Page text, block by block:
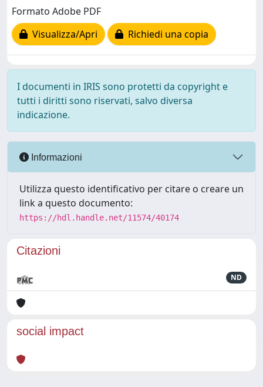
Formato Adobe PDF
Visualizza/Apri
Richiedi una copia
I documenti in IRIS sono protetti da copyright e
tutti i diritti sono riservati, salvo diversa
indicazione.
Informazioni
Utilizza questo identificativo per citare o creare un
link a questo documento:
https://hdl.handle.net/11574/40174
Citazioni
ND
social impact